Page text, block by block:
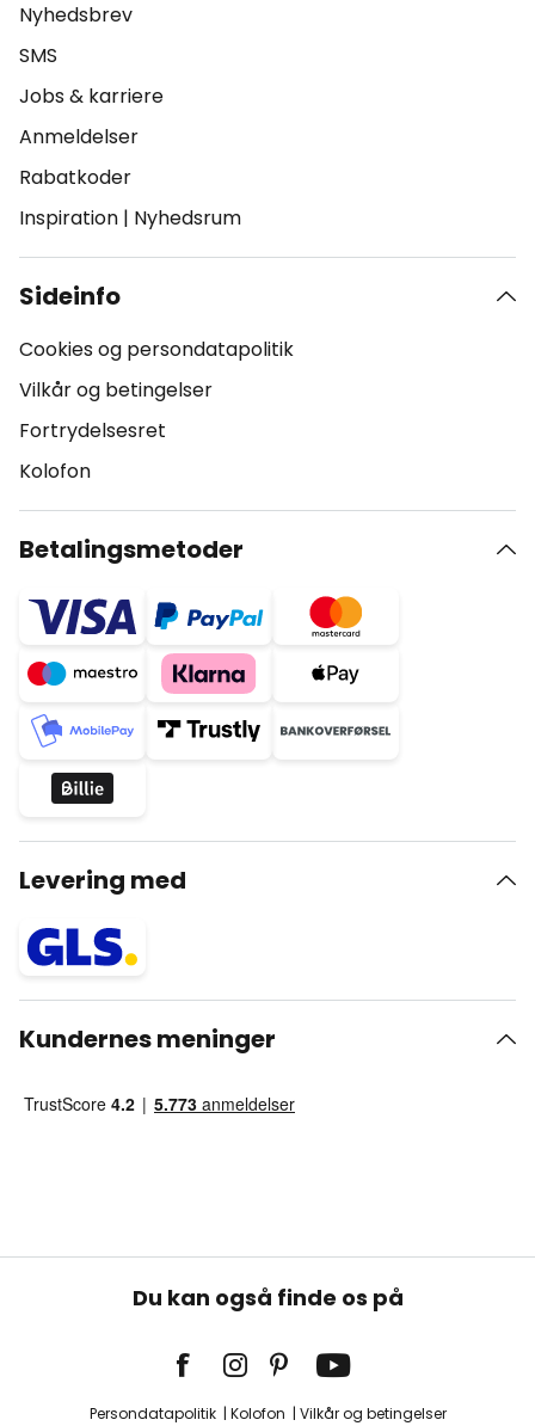
Nyhedsbrev
SMS
Jobs & karriere
Anmeldelser
Rabatkoder
Inspiration | Nyhedsrum
Sideinfo
Cookies og persondatapolitik
Vilkår og betingelser
Fortrydelsesret
Kolofon
Betalingsmetoder
Levering med
Kundernes meninger
Du kan også finde os på
Persondatapolitik Kolofon Vilkår og betingelser